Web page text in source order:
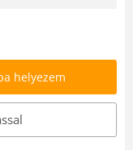
helyezem